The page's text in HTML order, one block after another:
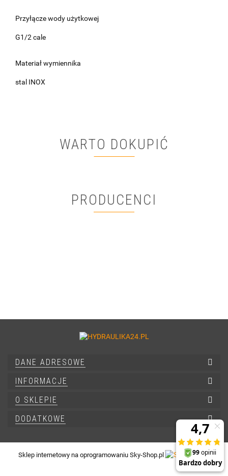
Przyłącze wody użytkowej
G1/2 cale
Materiał wymiennika
stal INOX
WARTO DOKUPIĆ
PRODUCENCI
DANE ADRESOWE
INFORMACJE
O SKLEPIE
DODATKOWE
Sklep internetowy na oprogramowaniu Sky-Shop.pl